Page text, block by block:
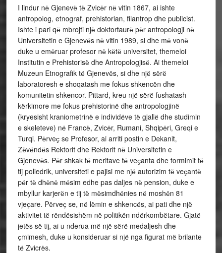
I lindur nё Gjenevё tё Zvicёr nё vitin 1867, ai ishte
antropolog, etnograf, prehistorian, filantrop dhe publicist.
Ishte i pari qё mbrojti njё doktortaurё pёr antropologji nё
Universitetin e Gjenevёs nё vitin 1989, si dhe mё vonё
duke u emёruar profesor nё kёtё universitet, themeloi
Institutin e Prehistorisё dhe Antropologjisё. Ai themeloi
Muzeun Etnografik tё Gjenevёs, si dhe njё sёrё
laboratoresh e shoqatash me fokus shkencёn dhe
komunitetin shkencor. Pittard, kreu njё sёrё fushatash
kёrkimore me fokus prehistorinё dhe antropologjinё
(kryesisht kraniometrinё e individёve tё gjallё dhe studimin
e skeleteve) nё Francё, Zvicёr, Rumani, Shqipёri, Greqi e
Turqi. Pёrveҫ se Profesor, ai arriti postin e Dekanit,
Zёvёndёs Rektorit dhe Rektorit nё Universitetin e
Gjenevёs. Pёr shkak tё meritave tё veҫanta dhe formimit tё
tij poliedrik, universiteti e pajisi me njё autorizim tё veҫantё
pёr tё dhёnё mёsim edhe pas daljes nё pension, duke e
mbyllur karjerёn e tij tё mёsimdhёnies nё moshёn 81
vjeҫare. Pёrveҫ se, nё lёmin e shkencёs, ai pati dhe njё
aktivitet tё rёndёsishёm nё politikёn ndёrkombёtare. Gjatё
jetёs sё tij, ai u nderua mё njё sёrё medaljesh dhe
ҫmimesh, duke u konsideruar si njё nga figurat mё brilante
tё Zvicrёs.